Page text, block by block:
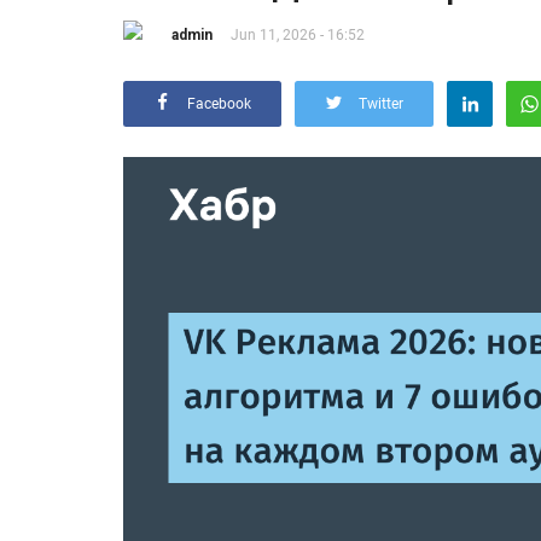
admin Jun 11, 2026 - 16:52
Facebook Twitter